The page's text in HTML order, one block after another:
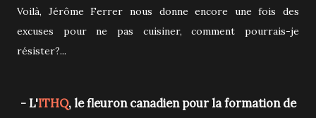
Voilà, Jérôme Ferrer nous donne encore une fois des
excuses pour ne pas cuisiner, comment pourrais-je
résister?...
- L'ITHQ, le fleuron canadien pour la formation de